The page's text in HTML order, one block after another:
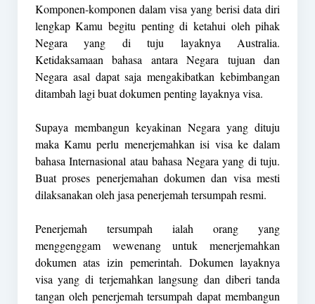
Komponen-komponen dalam visa yang berisi data diri
lengkap Kamu begitu penting di ketahui oleh pihak
Negara yang di tuju layaknya Australia.
Ketidaksamaan bahasa antara Negara tujuan dan
Negara asal dapat saja mengakibatkan kebimbangan
ditambah lagi buat dokumen penting layaknya visa.
Supaya membangun keyakinan Negara yang dituju
maka Kamu perlu menerjemahkan isi visa ke dalam
bahasa Internasional atau bahasa Negara yang di tuju.
Buat proses penerjemahan dokumen dan visa mesti
dilaksanakan oleh jasa penerjemah tersumpah resmi.
Penerjemah tersumpah ialah orang yang
menggenggam wewenang untuk menerjemahkan
dokumen atas izin pemerintah. Dokumen layaknya
visa yang di terjemahkan langsung dan diberi tanda
tangan oleh penerjemah tersumpah dapat membangun